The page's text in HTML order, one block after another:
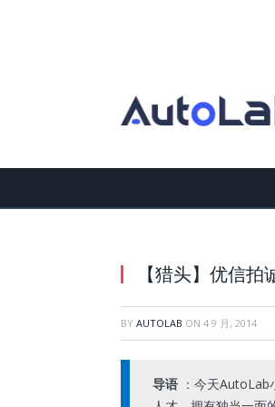
【猎头】优信
BY AUTOLAB ON 4 9 月, 2014
导语 ：今天